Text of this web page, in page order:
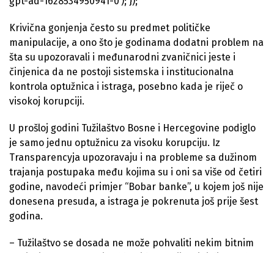
Krivična gonjenja često su predmet političke
manipulacije, a ono što je godinama dodatni problem na
šta su upozoravali i međunarodni zvaničnici jeste i
činjenica da ne postoji sistemska i institucionalna
kontrola optužnica i istraga, posebno kada je riječ o
visokoj korupciji.
U prošloj godini Tužilaštvo Bosne i Hercegovine podiglo
je samo jednu optužnicu za visoku korupciju. Iz
Transparencyja upozoravaju i na probleme sa dužinom
trajanja postupaka među kojima su i oni sa više od četiri
godine, navodeći primjer “Bobar banke”, u kojem još nije
donesena presuda, a istraga je pokrenuta još prije šest
godina.
– Tužilaštvo se dosada ne može pohvaliti nekim bitnim